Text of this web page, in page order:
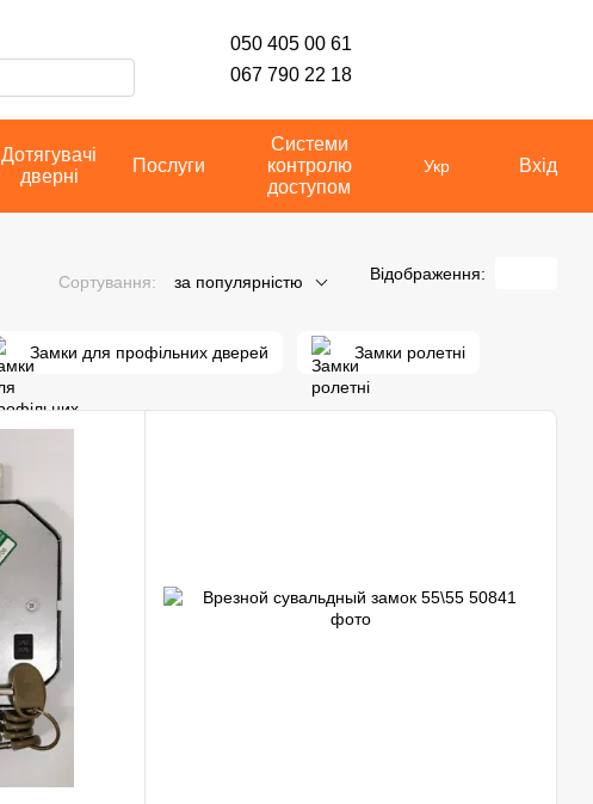
050 405 00 61
067 790 22 18
Дотягувачі
дверні
Послуги
Системи
контролю
доступом
Укр Вхід
Сортування: за популярністю Відображення:
Замки для профільних дверей Замки ролетні